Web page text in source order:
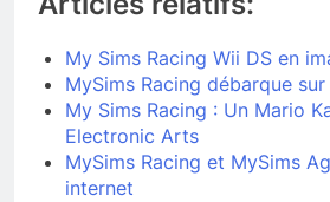
My Sims Racing Wii DS en
MySims Racing débarque
My Sims Racing : Un Mario
Electronic Arts
MySims Racing et MySims
internet